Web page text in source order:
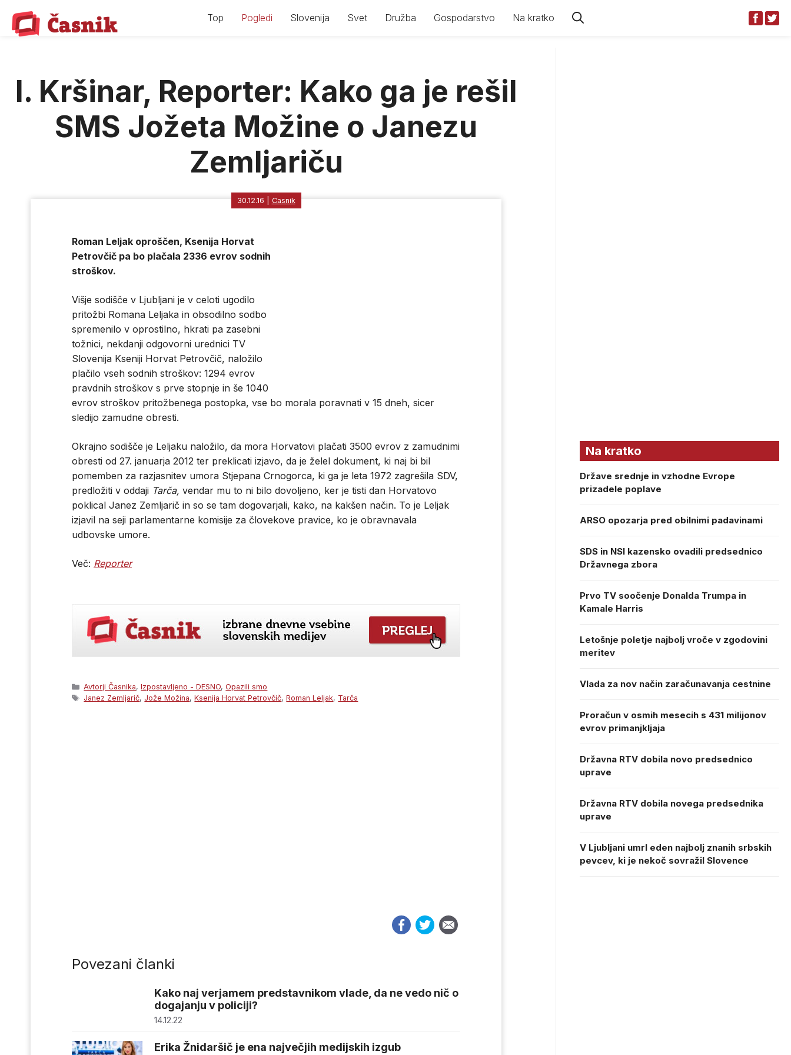
content
Top Pogledi Slovenija Svet Družba Gospodarstvo Na kratko
I. Kršinar, Reporter: Kako ga je rešil
SMS Jožeta Možine o Janezu
Zemljariču
30.12.16 Casnik
Roman Leljak oproščen, Ksenija Horvat
Petrovčič pa bo plačala 2336 evrov sodnih
stroškov.
Višje sodišče v Ljubljani je v celoti ugodilo
pritožbi Romana Leljaka in obsodilno sodbo
spremenilo v oprostilno, hkrati pa zasebni
tožnici, nekdanji odgovorni urednici TV
Slovenija Kseniji Horvat Petrovčič, naložilo
plačilo vseh sodnih stroškov: 1294 evrov
pravdnih stroškov s prve stopnje in še 1040
evrov stroškov pritožbenega postopka, vse bo morala poravnati v 15 dneh, sicer
sledijo zamudne obresti.
Okrajno sodišče je Leljaku naložilo, da mora Horvatovi plačati 3500 evrov z zamudnimi
obresti od 27. januarja 2012 ter preklicati izjavo, da je želel dokument, ki naj bi bil
pomemben za razjasnitev umora Stjepana Crnogorca, ki ga je leta 1972 zagrešila SDV,
predložiti v oddaji Tarča, vendar mu to ni bilo dovoljeno, ker je tisti dan Horvatovo
poklical Janez Zemljarič in so se tam dogovarjali, kako, na kakšen način. To je Leljak
izjavil na seji parlamentarne komisije za človekove pravice, ko je obravnavala
udbovske umore.
Več: Reporter
Categories
Avtorji Časnika,Izpostavljeno - DESNO,Opazili smo
Tags
Janez Zemljarič,Jože Možina,Ksenija Horvat Petrovčič,Roman Leljak, Tarča
Povezani članki
Kako naj verjamem predstavnikom vlade, da ne vedo nič o
dogajanju v policiji?
14.12.22
Erika Žnidaršič je ena največjih medijskih izgub
Na kratko
Države srednje in vzhodne Evrope
prizadele poplave
ARSO opozarja pred obilnimi padavinami
SDS in NSI kazensko ovadili predsednico
Državnega zbora
Prvo TV soočenje Donalda Trumpa in
Kamale Harris
Letošnje poletje najbolj vroče v zgodovini
meritev
Vlada za nov način zaračunavanja cestnine
Proračun v osmih mesecih s 431 milijonov
evrov primanjkljaja
Državna RTV dobila novo predsednico
uprave
Državna RTV dobila novega predsednika
uprave
V Ljubljani umrl eden najbolj znanih srbskih
pevcev, ki je nekoč sovražil Slovence